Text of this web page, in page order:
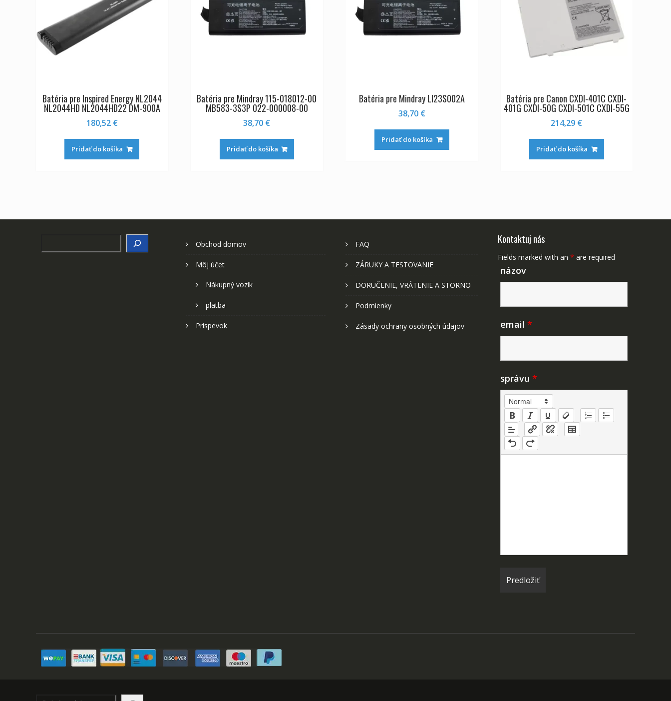
Batéria pre Inspired Energy NL2044
NL2044HD NL2044HD22 DM-900A
180,52 €
Pridať do košíka
Batéria pre Mindray 115-018012-00
MB583-3S3P 022-000008-00
38,70 €
Pridať do košíka
Batéria pre Mindray LI23S002A
38,70 €
Pridať do košíka
Batéria pre Canon CXDI-401C CXDI-
401G CXDI-50G CXDI-501C CXDI-55G
214,29 €
Pridať do košíka
Obchod domov
Môj účet
Nákupný vozík
platba
Príspevok
FAQ
ZÁRUKY A TESTOVANIE
DORUČENIE, VRÁTENIE A STORNO
Podmienky
Zásady ochrany osobných údajov
Kontaktuj nás
Fields marked with an * are required
názov
email *
správu *
Hľadať